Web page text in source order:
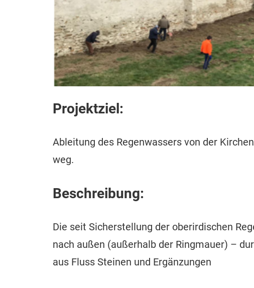
Projektziel:
Ableitung des Regenwassers von der
weg.
Beschreibung:
Die seit Sicherstellung der oberirdischen
nach außen (außerhalb der Ringmauer) –
aus Fluss Steinen und Ergänzungen